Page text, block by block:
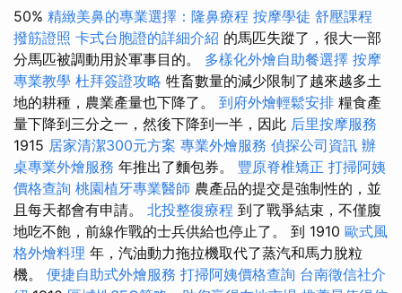
50% 精緻美鼻的專業選擇：隆鼻療程 按摩學徒 舒壓課程
撥筋證照 卡式台胞證的詳細介紹 的馬匹失蹤了，很大一部
分馬匹被調動用於軍事目的。 多樣化外燴自助餐選擇 按摩
專業教學 杜拜簽證攻略 牲畜數量的減少限制了越來越多土
地的耕種，農業產量也下降了。 到府外燴輕鬆安排 糧食產
量下降到三分之一，然後下降到一半，因此 后里按摩服務
1915 居家清潔300元方案 專業外燴服務 偵探公司資訊 辦
桌專業外燴服務 年推出了麵包券。 豐原脊椎矯正 打掃阿姨
價格查詢 桃園植牙專業醫師 農產品的提交是強制性的，並
且每天都會有申請。 北投整復療程 到了戰爭結束，不僅腹
地吃不飽，前線作戰的士兵供給也停止了。 到 1910 歐式風
格外燴料理 年，汽油動力拖拉機取代了蒸汽和馬力脫粒
機。 便捷自助式外燴服務 打掃阿姨價格查詢 台南徵信社介